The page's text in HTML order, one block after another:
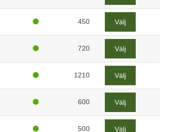
450 Välj
720 Välj
1210 Välj
600 Välj
500 Välj